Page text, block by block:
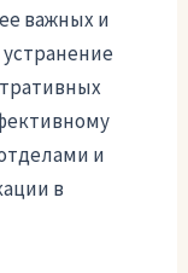
важных и
устранение
и
в